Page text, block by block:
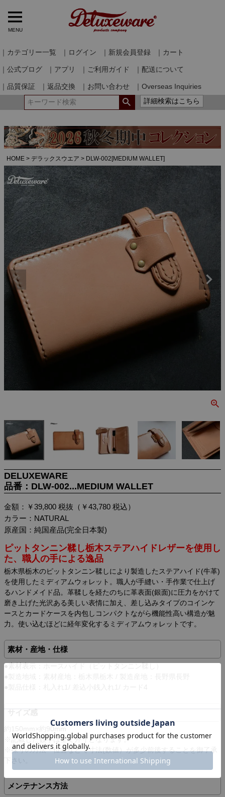
MENU
｜カテゴリー一覧 ｜ログイン ｜新規会員登録 ｜カート
｜公式ブログ ｜アプリ ｜ご利用ガイド ｜配送について
｜品質保証 ｜返品交換 ｜お問い合わせ
｜Overseas Inquiries
詳細検索はこちら
HOME デラックスウエア DLW-002[MEDIUM WALLET]
DELUXEWARE
品番：DLW-002...MEDIUM WALLET
金額：￥39,800 税抜（￥43,780 税込）
カラー：NATURAL
原産国：純国産品(完全日本製)
ピットタンニン鞣し栃木ステアハイドレザーを使用し
た、職人の手による逸品
栃木県栃木のピットタンニン鞣しにより製造したステアハイド(牛革)
を使用したミディアムウォレット。職人が手縫い・手作業で仕上げ
るハンドメイド品。革鞣しを経たのちに革表面(銀面)に圧力をかけて
磨き上げた光沢ある美しい表情に加え、差し込みタイプのコインケ
ースとカードケースを内包しコンパクトながら機能性高い構造が魅
力。使い込むほどに経年変化するミディアムウォレットです。
素材・産地・仕様
●素材表示：ホースハイド（ピットタンニン鞣し）
※記載した数字は全て外寸となります。
※採寸の方法・位置などで寸法(数値）が多少前後することを御了承
メンテナンス方法